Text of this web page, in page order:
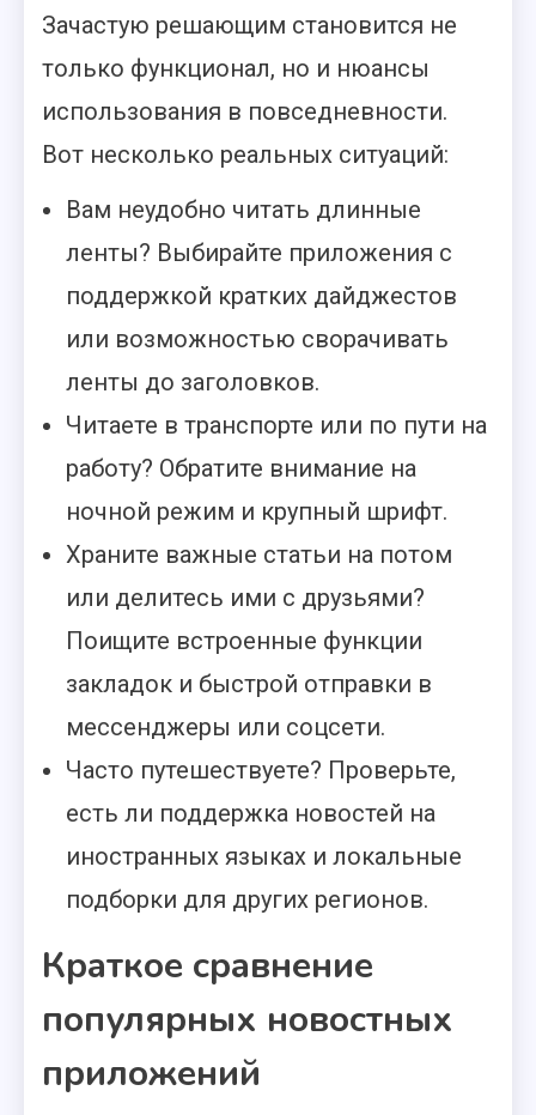
Зачастую решающим становится не
только функционал, но и нюансы
использования в повседневности.
Вот несколько реальных ситуаций:
Вам неудобно читать длинные
ленты? Выбирайте приложения с
поддержкой кратких дайджестов
или возможностью сворачивать
ленты до заголовков.
Читаете в транспорте или по пути на
работу? Обратите внимание на
ночной режим и крупный шрифт.
Храните важные статьи на потом
или делитесь ими с друзьями?
Поищите встроенные функции
закладок и быстрой отправки в
мессенджеры или соцсети.
Часто путешествуете? Проверьте,
есть ли поддержка новостей на
иностранных языках и локальные
подборки для других регионов.
Краткое сравнение
популярных новостных
приложений